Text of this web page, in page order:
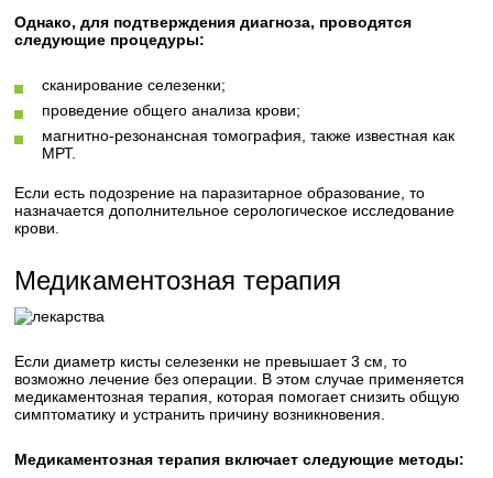
Однако, для подтверждения диагноза, проводятся
следующие процедуры:
сканирование селезенки;
проведение общего анализа крови;
магнитно-резонансная томография, также известная как
МРТ.
Если есть подозрение на паразитарное образование, то
назначается дополнительное серологическое исследование
крови.
Медикаментозная терапия
Если диаметр кисты селезенки не превышает 3 см, то
возможно лечение без операции. В этом случае применяется
медикаментозная терапия, которая помогает снизить общую
симптоматику и устранить причину возникновения.
Медикаментозная терапия включает следующие методы: